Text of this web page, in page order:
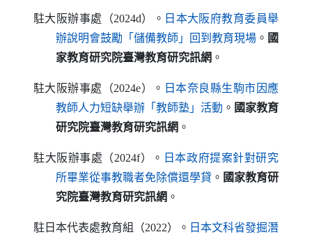
駐大阪辦事處（2024d）。 日本大阪府教育委員舉
辦說明會鼓勵「儲備教師」回到教育現場（另開新視窗）
。 國
家教育研究院臺灣教育研究訊網 。
駐大阪辦事處（2024e）。 日本奈良縣生駒市因應
教師人力短缺舉辦「教師塾」活動（另開新視窗）
。 國家教育
研究院臺灣教育研究訊網 。
駐大阪辦事處（2024f）。 日本政府提案針對研究
所畢業從事教職者免除償還學貸（另開新視窗）
。 國家教育研
究院臺灣教育研究訊網 。
駐日本代表處教育組（2022）。 日本文科省發掘潛